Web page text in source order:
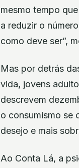
mesmo tempo
a reduzir o
como deve ser”,
Mas por detrás
vida, jovens
descrevem
o consumismo se
desejo e mais
Ao Conta Lá, a